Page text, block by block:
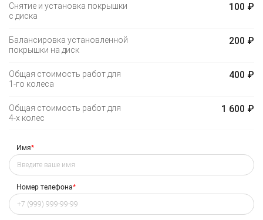
Снятие и установка покрышки
с диска
100 ₽
Балансировка установленной
покрышки на диск
200 ₽
Общая стоимость работ для
1-го колеса
400 ₽
Общая стоимость работ для
4-х колес
1 600 ₽
Имя*
Номер телефона*